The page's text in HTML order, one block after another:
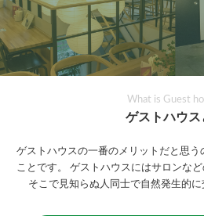
What is Guest
ゲストハウス
ゲストハウスの一番のメリットだと思う
ことです。
ゲストハウスにはサロンな
そこで見知らぬ人同士で自然発生的に